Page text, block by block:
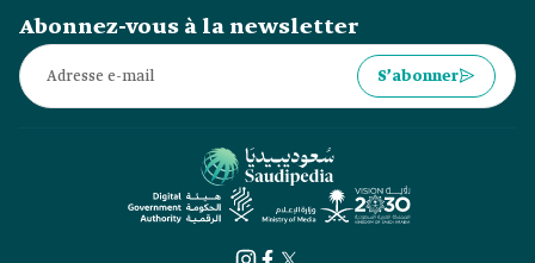
Abonnez-vous à la newsletter
S’abonner